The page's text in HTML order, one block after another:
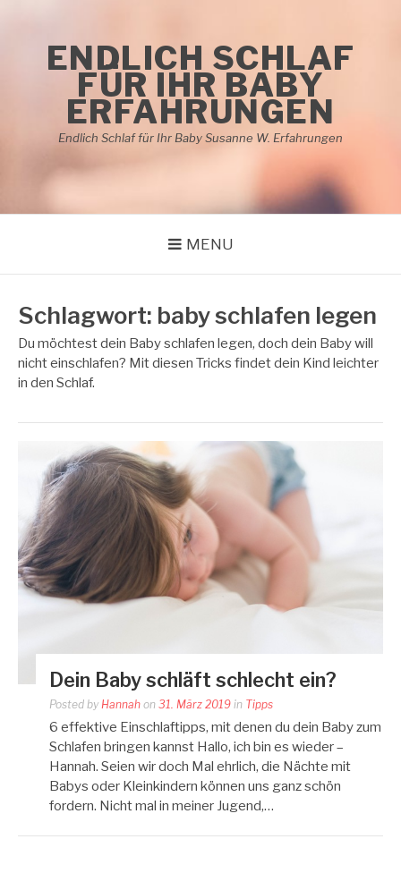
ENDLICH SCHLAF
FÜR IHR BABY
ERFAHRUNGEN
Endlich Schlaf für Ihr Baby Susanne W. Erfahrungen
MENU
Schlagwort: baby schlafen legen
Du möchtest dein Baby schlafen legen, doch dein Baby will
nicht einschlafen? Mit diesen Tricks findet dein Kind leichter
in den Schlaf.
Dein Baby schläft schlecht ein?
Posted by Hannah on 31. März 2019 in Tipps
6 effektive Einschlaftipps, mit denen du dein Baby zum
Schlafen bringen kannst Hallo, ich bin es wieder –
Hannah. Seien wir doch Mal ehrlich, die Nächte mit
Babys oder Kleinkindern können uns ganz schön
fordern. Nicht mal in meiner Jugend,…